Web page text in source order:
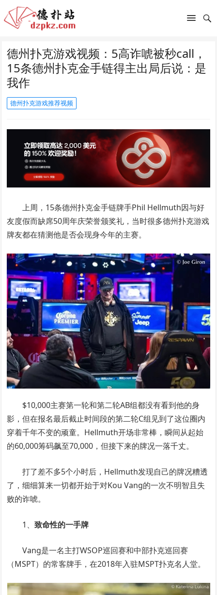
德州扑克游戏视频：5高诈唬被秒call，
15条德州扑克金手链得主出局后说：是
我作
德州扑克游戏推荐视频
上周，15条德州扑克金手链牌手Phil Hellmuth因与好
友度假而缺席50周年庆荣誉颁奖礼，当时很多德州扑克游戏
牌友都在猜测他是否会现身今年的主赛。
$10,000主赛第一轮和第二轮AB组都没有看到他的身
影，但在报名最后截止时间段的第二轮C组见到了这位圈内
穿着千年不变的顽童。Hellmuth开场非常棒，瞬间从起始
的60,000筹码飙至70,000，但接下来的牌况一落千丈。
打了差不多5个小时后，Hellmuth发现自己的牌况糟透
了，细细算来一切都开始于对Kou Vang的一次不明智且失
败的诈唬。
1、致命性的一手牌
Vang是一名主打WSOP巡回赛和中部扑克巡回赛
（MSPT）的常客牌手，在2018年入驻MSPT扑克名人堂。